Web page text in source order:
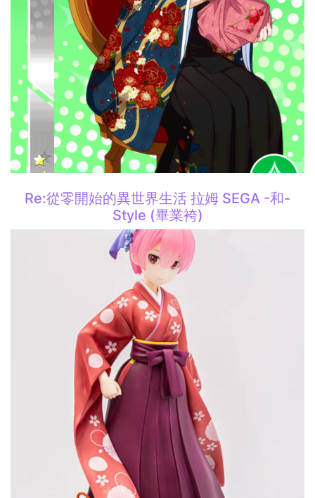
Re:從零開始的異世界生活 拉姆 SEGA -和-
Style (畢業袴)